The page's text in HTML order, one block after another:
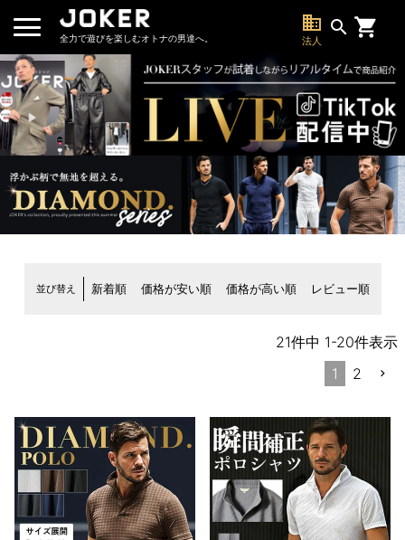
全力で遊びを楽しむオトナの男達へ。
business
法人
search
並び替え 新着順 価格が安い順 価格が高い順 レビュー順
21件中 1-20件表示
1
2